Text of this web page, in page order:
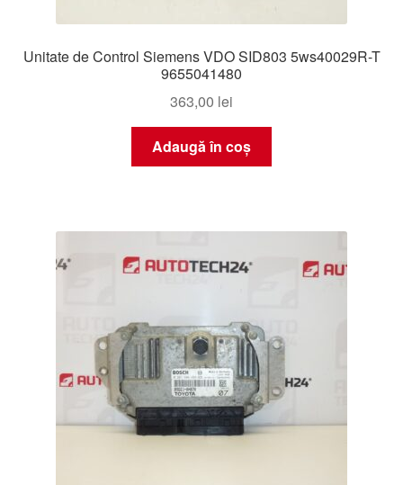
Unitate de Control Siemens VDO SID803 5ws40029R-T
9655041480
363,00 lei
Adaugă în coș